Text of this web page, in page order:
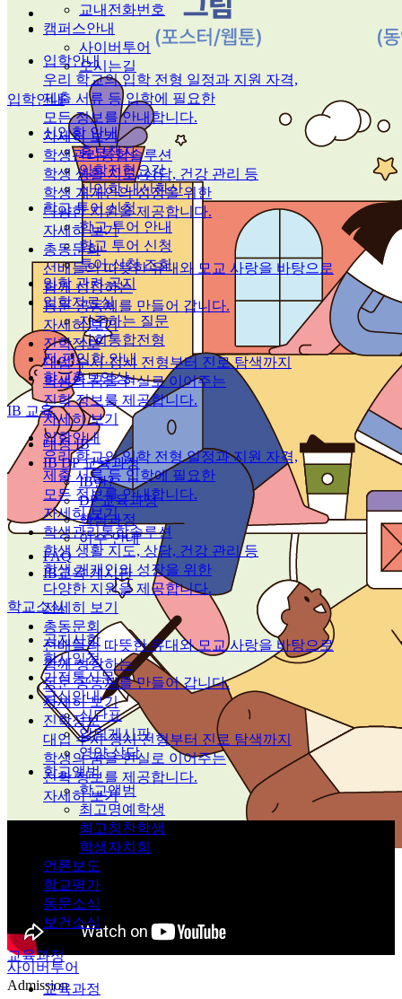
교내전화번호
캠퍼스안내
사이버투어
오시는길
입학안내
신입학 안내
홍보책자
입학전형요강
신입학 내신환산
학교 투어 신청
학교 투어 안내
학교 투어 신청
투어 신청 조회
입학 관련 공지
입학자료실
자주하는 질문
사회통합전형
전·편입학 안내
학교홍보영상
IB 교육
대성 IB
IB DP 교육과정
IB란?
DP 교육과정
핵심과정
이수 안내
FAQ
IB교육 게시판
학교소식
공지사항
학사일정
가정통신문
급식안내
식단표
알림게시판
영양 상담
학교앨범
학교앨범
최고명예학생
최고칭찬학생
학생자치회
언론보도
학교평가
동문소식
보건소식
교육과정
교육과정
입학안내
우리 학교의 입학 전형 일정과 지원 자격,
제출 서류 등 입학에 필요한
모든 정보를 안내합니다.
자세히 보기
학생관리통합솔루션
학생 생활 지도, 상담, 건강 관리 등
학생 개개인의 성장을 위한
다양한 지원을 제공합니다.
자세히 보기
총동문회
선배들의 따뜻한 유대와 모교 사랑을 바탕으로
함께 성장하는
동문 공동체를 만들어 갑니다.
자세히 보기
진학정보
대입 수시·정시 전형부터 진로 탐색까지
학생의 꿈을 현실로 이어주는
진학 정보를 제공합니다.
자세히 보기
입학안내
우리 학교의 입학 전형 일정과 지원 자격,
제출 서류 등 입학에 필요한
모든 정보를 안내합니다.
자세히 보기
학생관리통합솔루션
학생 생활 지도, 상담, 건강 관리 등
학생 개개인의 성장을 위한
다양한 지원을 제공합니다.
자세히 보기
총동문회
선배들의 따뜻한 유대와 모교 사랑을 바탕으로
함께 성장하는
동문 공동체를 만들어 갑니다.
자세히 보기
진학정보
대입 수시·정시 전형부터 진로 탐색까지
학생의 꿈을 현실로 이어주는
진학 정보를 제공합니다.
자세히 보기
사이버투어
Admission